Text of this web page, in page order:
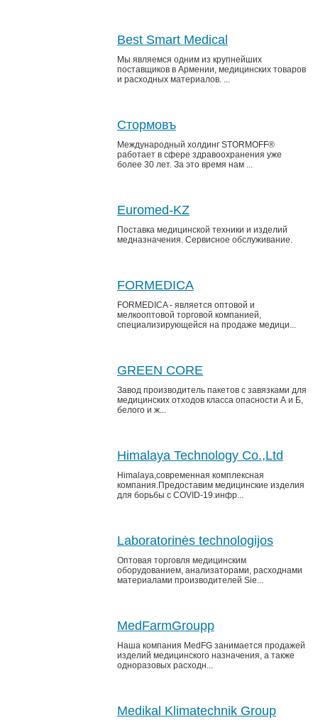
Best Smart Medical
Мы являемся одним из крупнейших
поставщиков в Армении, медицинских товаров
и расходных материалов. ...
Cтормовъ
Международный холдинг STORMOFF®
работает в сфере здравоохранения уже
более 30 лет. За это время нам ...
Euromed-KZ
Поставка медицинской техники и изделий
медназначения. Сервисное обслуживание.
FORMEDICA
FORMEDICA - является оптовой и
мелкооптовой торговой компанией,
специализирующейся на продаже медици...
GREEN CORE
Завод производитель пакетов с завязками для
медицинских отходов класса опасности А и Б,
белого и ж...
Himalaya Technology Co.,Ltd
Himalaya,современная комплексная
компания.Предоставим медицинские изделия
для борьбы с COVID-19:инфр...
Laboratorinės technologijos
Оптовая торговля медицинским
оборудованием, анализаторами, расходнами
материалами производителей Sie...
MedFarmGroupp
Наша компания MedFG занимается продажей
изделий медицинского назначения, а также
одноразовых расходн...
Medikal Klimatechnik Group